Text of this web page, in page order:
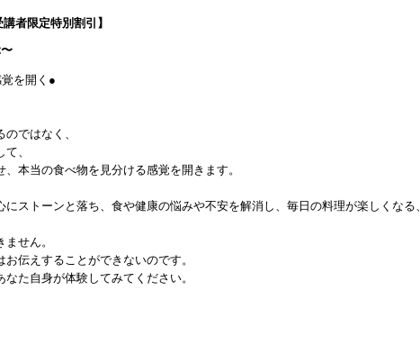
者限定特別割引】
を開く●
ではなく、
、
本当の食べ物を見分ける感覚を開きます。
ストーンと落ち、食や健康の悩みや不安を解消し、毎日の料理が楽しくなる、
せん。
伝えすることができないのです。
た自身が体験してみてください。